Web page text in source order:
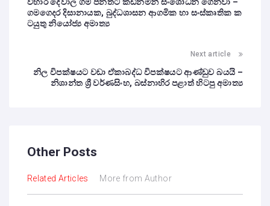
විහාර දේවාල ගම් පනතට කඩිනමින් සංශෝධන ගෙනවා –
ගමගෙදර දිසානායක, බුද්ධශාසන ආගමික හා සංස්කෘතික ක
ටයුතු නියෝජ්‍ය අමාත්‍ය
Next article
නිල විපක්ෂයට වඩා ඒකාබද්ධ විපක්ෂයට ආණ්ඩුව බයයි –
නිශාන්ත ශ්‍රී වර්ණසිංහ, බස්නාහිර පළාත් හිටපු අමාත්‍ය
Other Posts
Related Articles More from Author